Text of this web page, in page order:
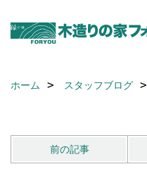
ホーム スタッフブログ
前の記事